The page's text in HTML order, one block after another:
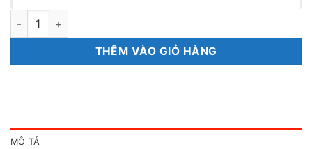
Dây Inox 304 3,8mm số lượng
THÊM VÀO GIỎ HÀNG
MÔ TẢ